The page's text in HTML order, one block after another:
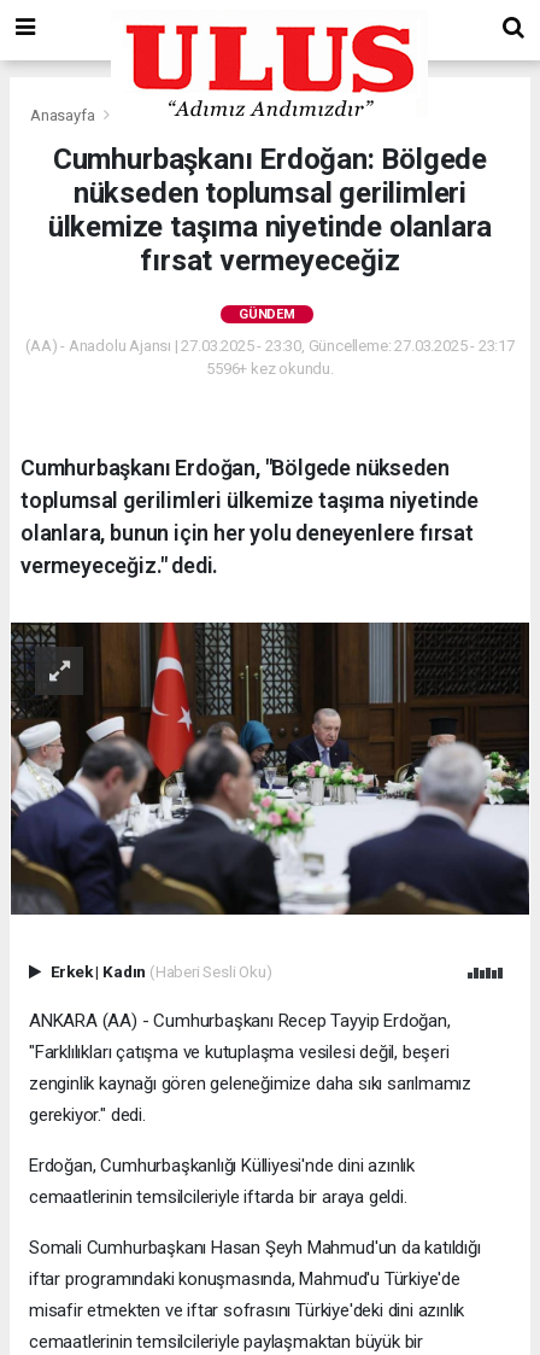
Anasayfa Gündem
Cumhurbaşkanı Erdoğan: Bölgede
nükseden toplumsal gerilimleri
ülkemize taşıma niyetinde olanlara
fırsat vermeyeceğiz
GÜNDEM
(AA) - Anadolu Ajansı | 27.03.2025 - 23:30, Güncelleme: 27.03.2025 - 23:17
5596+ kez okundu.
Cumhurbaşkanı Erdoğan, "Bölgede nükseden
toplumsal gerilimleri ülkemize taşıma niyetinde
olanlara, bunun için her yolu deneyenlere fırsat
vermeyeceğiz." dedi.
Erkek| Kadın (Haberi Sesli Oku)
ANKARA (AA) - Cumhurbaşkanı Recep Tayyip Erdoğan,
"Farklılıkları çatışma ve kutuplaşma vesilesi değil, beşeri
zenginlik kaynağı gören geleneğimize daha sıkı sarılmamız
gerekiyor." dedi.
Erdoğan, Cumhurbaşkanlığı Külliyesi'nde dini azınlık
cemaatlerinin temsilcileriyle iftarda bir araya geldi.
Somali Cumhurbaşkanı Hasan Şeyh Mahmud'un da katıldığı
iftar programındaki konuşmasında, Mahmud'u Türkiye'de
misafir etmekten ve iftar sofrasını Türkiye'deki dini azınlık
cemaatlerinin temsilcileriyle paylaşmaktan büyük bir